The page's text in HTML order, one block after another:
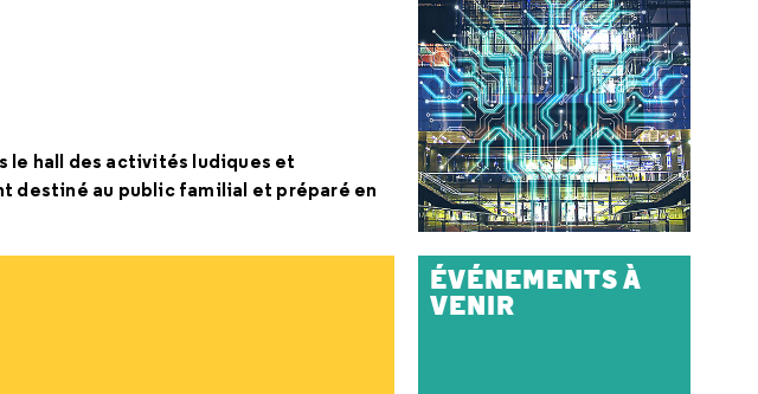
le hall des activités ludiques et
destiné au public familial et préparé en
ÉVÉNEMENTS À
VENIR